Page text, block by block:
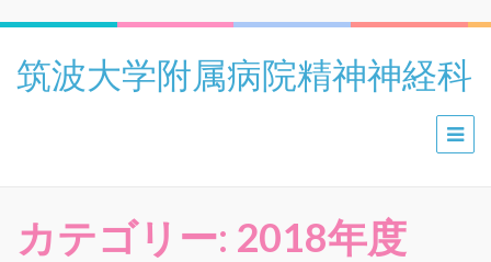
筑波大学附属病院精神神経科
カテゴリー: 2018年度